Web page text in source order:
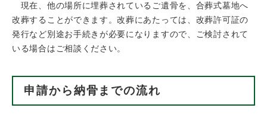
現在、他の場所に埋葬されているご遺骨を、合葬式墓地へ
改葬することができます。改葬にあたっては、改葬許可証の
発行など別途お手続きが必要になりますので、ご検討されて
いる場合はご相談ください。
申請から納骨までの流れ